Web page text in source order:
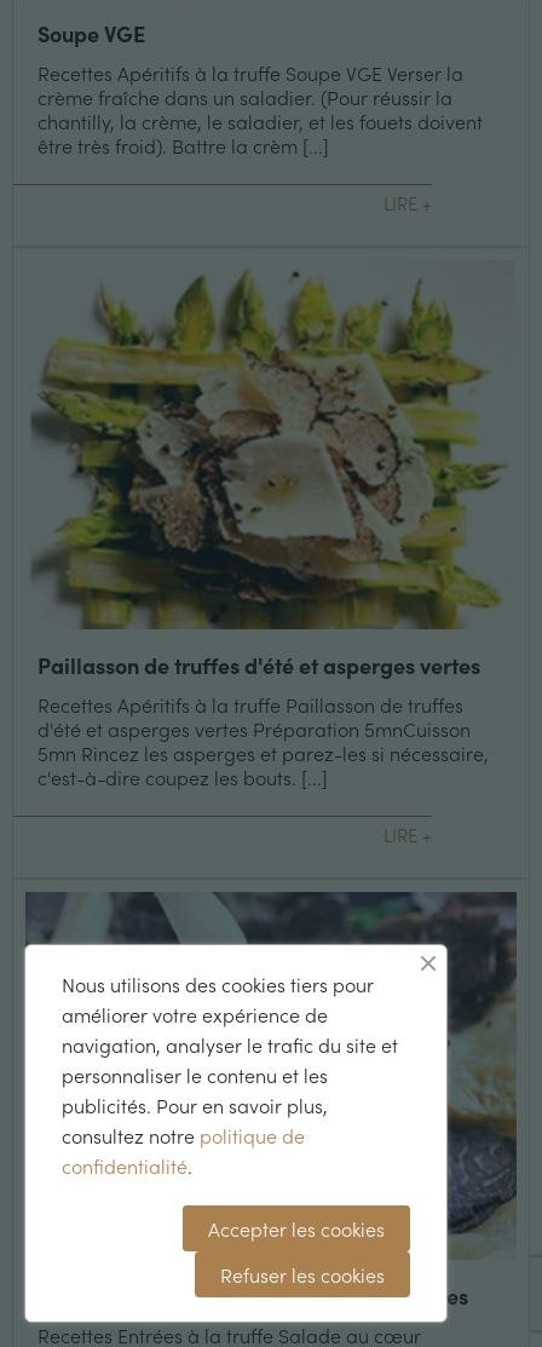
Soupe VGE
Recettes Apéritifs à la truffe Soupe VGE Verser la
crème fraîche dans un saladier. (Pour réussir la
chantilly, la crème, le saladier, et les fouets doivent
être très froid). Battre la crèm [...]
LIRE +
Paillasson de truffes d'été et asperges vertes
Recettes Apéritifs à la truffe Paillasson de truffes
d'été et asperges vertes Préparation 5mnCuisson
5mn Rincez les asperges et parez-les si nécessaire,
c'est-à-dire coupez les bouts. [...]
LIRE +
Salade au cœur d'artichaut et truffes noires
Recettes Entrées à la truffe Salade au cœur
Nous utilisons des cookies tiers pour
améliorer votre expérience de
navigation, analyser le trafic du site et
personnaliser le contenu et les
publicités. Pour en savoir plus,
consultez notre politique de
confidentialité.
Accepter les cookies
Refuser les cookies